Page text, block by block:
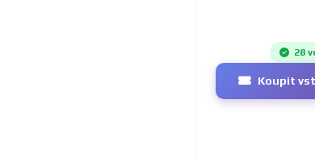
28
Koupit